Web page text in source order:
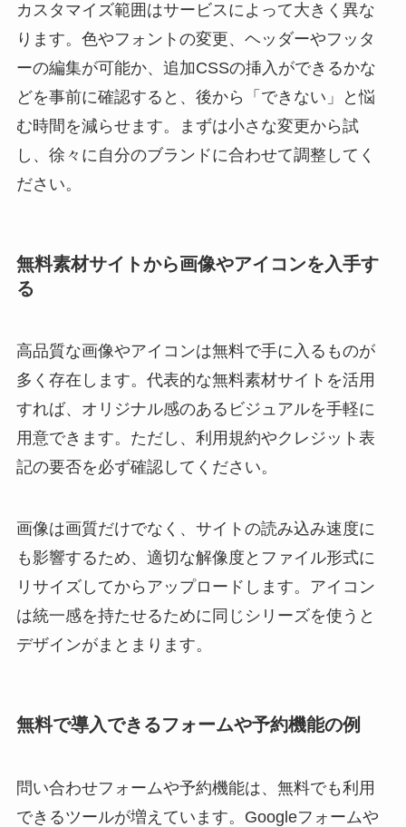
カスタマイズ範囲はサービスによって大きく異な
ります。色やフォントの変更、ヘッダーやフッタ
ーの編集が可能か、追加CSSの挿入ができるかな
どを事前に確認すると、後から「できない」と悩
む時間を減らせます。まずは小さな変更から試
し、徐々に自分のブランドに合わせて調整してく
ださい。
無料素材サイトから画像やアイコンを入手す
る
高品質な画像やアイコンは無料で手に入るものが
多く存在します。代表的な無料素材サイトを活用
すれば、オリジナル感のあるビジュアルを手軽に
用意できます。ただし、利用規約やクレジット表
記の要否を必ず確認してください。
画像は画質だけでなく、サイトの読み込み速度に
も影響するため、適切な解像度とファイル形式に
リサイズしてからアップロードします。アイコン
は統一感を持たせるために同じシリーズを使うと
デザインがまとまります。
無料で導入できるフォームや予約機能の例
問い合わせフォームや予約機能は、無料でも利用
できるツールが増えています。Googleフォームや